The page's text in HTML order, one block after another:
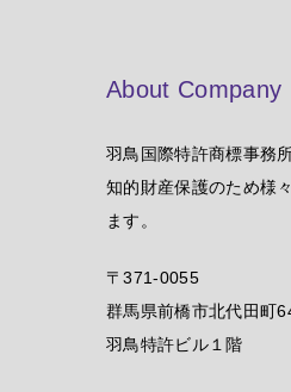
About Company
羽鳥国際特許商標事務
知的財産保護のため様
ます。
〒371-0055
群馬県前橋市北代田町
羽鳥特許ビル１階